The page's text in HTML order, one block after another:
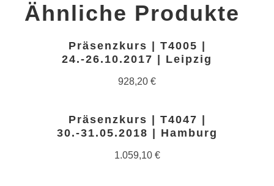
Ähnliche Produkte
Präsenzkurs | T4005 |
24.-26.10.2017 | Leipzig
928,20 €
Präsenzkurs | T4047 |
30.-31.05.2018 | Hamburg
1.059,10 €